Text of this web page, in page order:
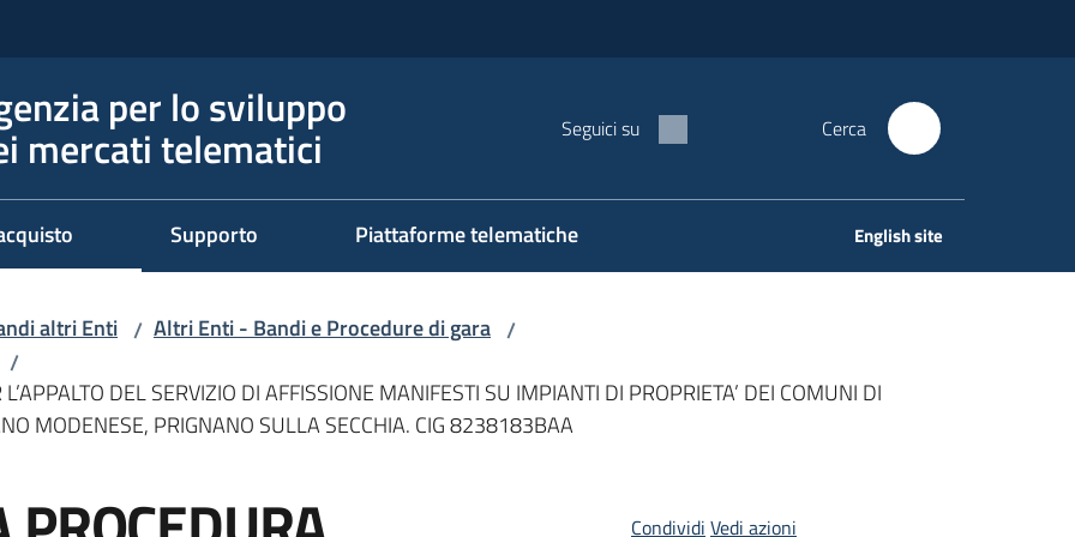
per lo sviluppo
mercati telematici Seguici su Cerca
Supporto Piattaforme telematiche English site
altri Enti / Altri Enti - Bandi e Procedure di gara /
/
DEL SERVIZIO DI AFFISSIONE MANIFESTI SU IMPIANTI DI PROPRIETA’ DEI COMUNI DI
MODENESE, PRIGNANO SULLA SECCHIA. CIG 8238183BAA
Condividi Vedi azioni